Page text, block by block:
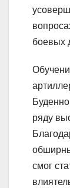
боевых
ряду
смог